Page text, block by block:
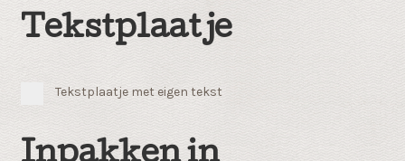
Tekstplaatje
Tekstplaatje met eigen tekst